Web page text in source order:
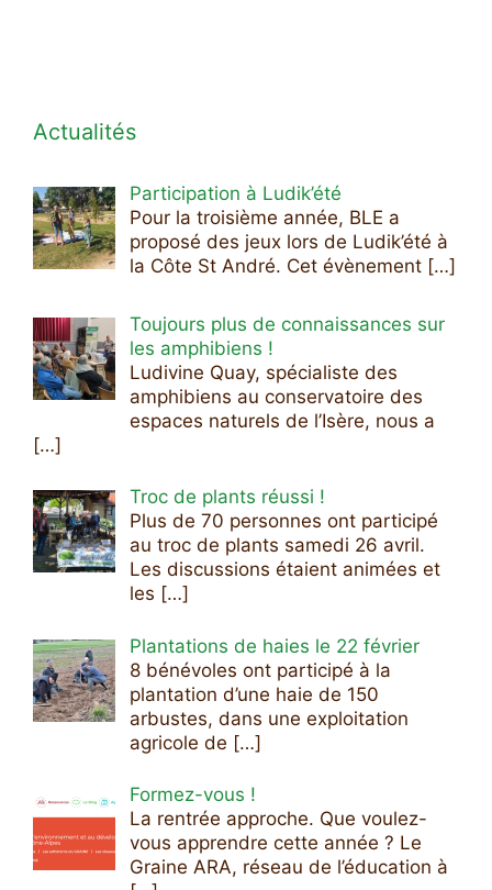
Actualités
Participation à Ludik’été
Pour la troisième année, BLE a
proposé des jeux lors de Ludik’été à
la Côte St André. Cet évènement […]
Toujours plus de connaissances sur
les amphibiens !
Ludivine Quay, spécialiste des
amphibiens au conservatoire des
espaces naturels de l’Isère, nous a
[…]
Troc de plants réussi !
Plus de 70 personnes ont participé
au troc de plants samedi 26 avril.
Les discussions étaient animées et
les […]
Plantations de haies le 22 février
8 bénévoles ont participé à la
plantation d’une haie de 150
arbustes, dans une exploitation
agricole de […]
Formez-vous !
La rentrée approche. Que voulez-
vous apprendre cette année ? Le
Graine ARA, réseau de l’éducation à